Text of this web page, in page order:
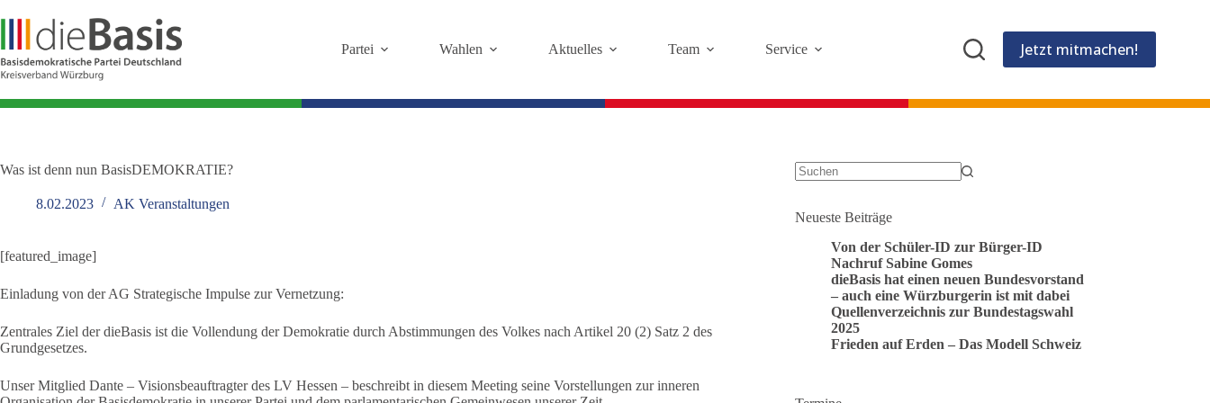
Inhalt
springen
Partei Wahlen Aktuelles Team Service Jetzt mitmachen!
Was ist denn nun BasisDEMOKRATIE?
8.02.2023 AK Veranstaltungen
[featured_image]
Einladung von der AG Strategische Impulse zur Vernetzung:
Zentrales Ziel der dieBasis ist die Vollendung der Demokratie durch Abstimmungen des Volkes nach Artikel 20 (2) Satz 2 des
Grundgesetzes.
Unser Mitglied Dante – Visionsbeauftragter des LV Hessen – beschreibt in diesem Meeting seine Vorstellungen zur inneren
Neueste Beiträge
Von der Schüler-ID zur Bürger-ID
Nachruf Sabine Gomes
dieBasis hat einen neuen Bundesvorstand
– auch eine Würzburgerin ist mit dabei
Quellenverzeichnis zur Bundestagswahl
2025
Frieden auf Erden – Das Modell Schweiz